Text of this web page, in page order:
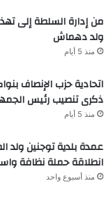
من إدارة السلطة إلى
ولد دهماش
منذ 5 أيام
اتحادية حزب الإنصاف
ذكرى تنصيب رئيس
منذ 5 أيام
عمدة بلدية توجنين ولد
انطلاقة حملة نظافة واسعة
منذ أسبوع واحد